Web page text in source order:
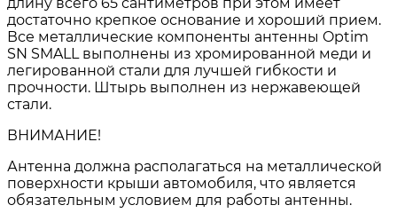
достаточно крепкое основание и хороший прием.
Все металлические компоненты антенны Optim
SN SMALL выполнены из хромированной меди и
легированной стали для лучшей гибкости и
прочности. Штырь выполнен из нержавеющей
стали.
ВНИМАНИЕ!
Антенна должна располагаться на металлической
поверхности крыши автомобиля, что является
обязательным условием для работы антенны.